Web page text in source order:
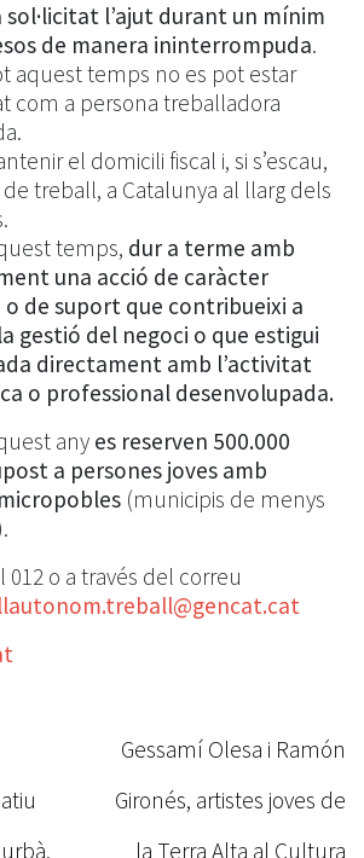
sol·licitat l’ajut durant un mínim
de manera ininterrompuda.
aquest temps no es pot estar
com a persona treballadora
el domicili fiscal i, si s’escau,
treball, a Catalunya al llarg dels
temps, dur a terme amb
una acció de caràcter
de suport que contribueixi a
gestió del negoci o que estigui
directament amb l’activitat
o professional desenvolupada.
any es reserven 500.000
a persones joves amb
(municipis de menys
012 o a través del correu
Gessamí Olesa i Ramón
Gironés, artistes joves de
la Terra Alta al Cultura